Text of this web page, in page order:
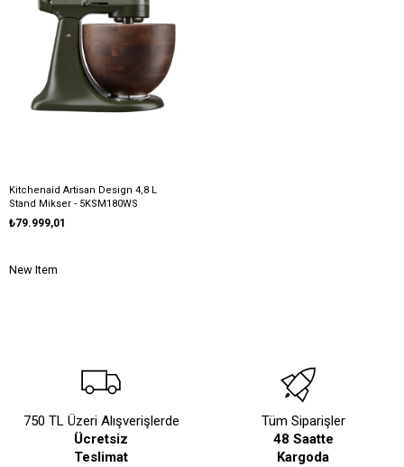
Kitchenaid Artisan Design 4,8 L
Stand Mikser - 5KSM180WS
₺79.999,01
New Item
750 TL Üzeri Alışverişlerde
Ücretsiz
Teslimat
Tüm Siparişler
48 Saatte
Kargoda